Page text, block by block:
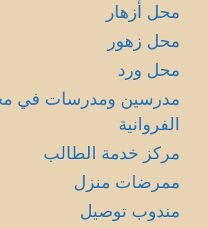
محل أزهار
محل زهور
محل ورد
مدرسين ومدرسات في
الفروانية
مركز خدمة الطالب
ممرضات منزل
مندوب توصيل